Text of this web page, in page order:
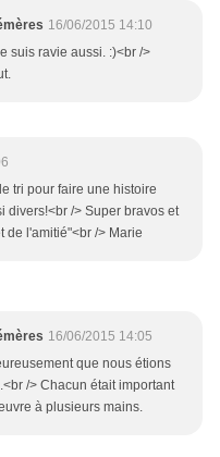
16/06/2015 14:10
suis ravie aussi. :)<br />
tri pour faire une histoire
divers!<br /> Super bravos et
de l'amitié"<br /> Marie
16/06/2015 14:05
que nous étions
/> Chacun était important
à plusieurs mains.